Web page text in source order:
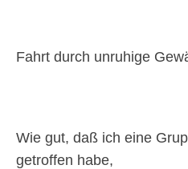
Fahrt durch unruhige
Wie gut, daß ich eine
getroffen habe,